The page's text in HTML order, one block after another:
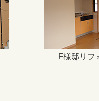
F様邸リフ